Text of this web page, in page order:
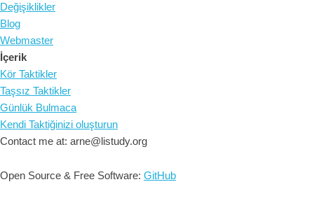
Değişiklikler
Blog
Webmaster
İçerik
Kör Taktikler
Taşsız Taktikler
Günlük Bulmaca
Kendi Taktiğinizi oluşturun
Contact me at: arne@listudy.org
Open Source & Free Software: GitHub